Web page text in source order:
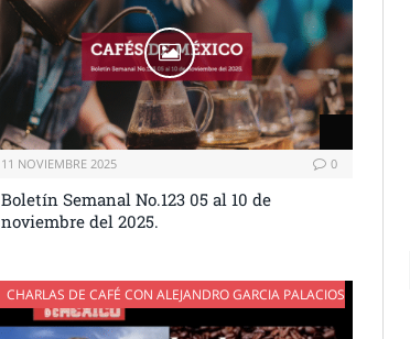
11 NOVIEMBRE 2025 0
Boletín Semanal No.123 05 al 10 de
noviembre del 2025.
CHARLAS DE CAFÉ CON ALEJANDRO GARCIA PALACIOS